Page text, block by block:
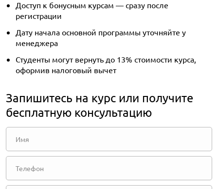
Доступ к бонусным курсам — сразу после
регистрации
Дату начала основной программы уточняйте у
менеджера
Студенты могут вернуть до 13% стоимости курса,
оформив налоговый вычет
Запишитесь на курс или получите
бесплатную консультацию